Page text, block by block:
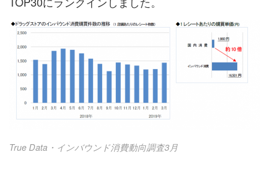
True Data・インバウンド消費動向調査3月